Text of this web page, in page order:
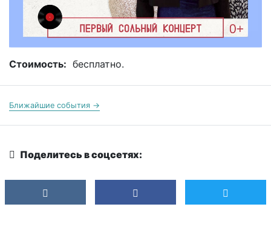
Стоимость: бесплатно.
Ближайшие события →
Поделитесь в соцсетях: